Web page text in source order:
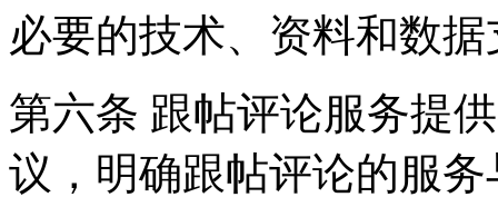
必要的技术、资料和数
第六条 跟帖评论服务提
议，明确跟帖评论的服